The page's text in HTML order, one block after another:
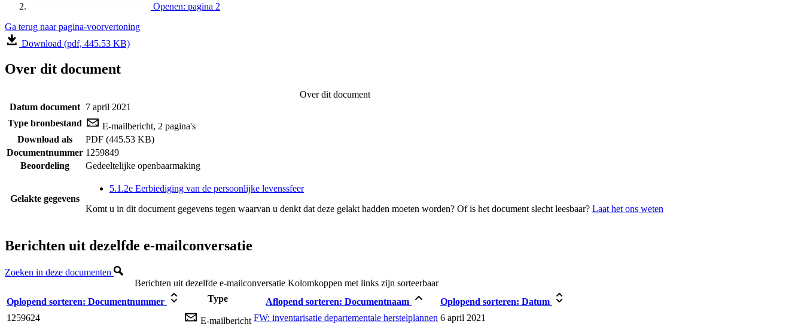
Openen: pagina 2
Ga terug naar pagina-voorvertoning
Download (pdf, 445.53 KB)
Over dit document
Over dit document
Datum document 7 april 2021
Type bronbestand
E-mailbericht, 2 pagina's
Download als
PDF (445.53 KB)
Documentnummer 1259849
Beoordeling
Gedeeltelijke openbaarmaking
Gelakte gegevens
5.1.2e Eerbiediging van de persoonlijke levenssfeer
Komt u in dit document gegevens tegen waarvan u denkt dat deze gelakt hadden moeten worden? Of is het document slecht leesbaar? Laat het ons weten
Berichten uit dezelfde e-mailconversatie
Zoeken in deze documenten
Berichten uit dezelfde e-mailconversatie Kolomkoppen met links zijn sorteerbaar
Oplopend sorteren: Documentnummer Type Aflopend sorteren: Documentnaam Oplopend sorteren: Datum
1259624
E-mailbericht FW: inventarisatie departementale herstelplannen 6 april 2021